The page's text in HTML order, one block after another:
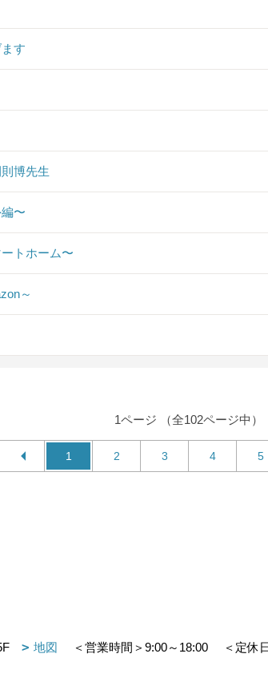
す
博先生
〜
トホーム〜
～
1ページ （全102ページ中）
1 2 3 4 5
地図 ＜営業時間＞9:00～18:00
＜定休